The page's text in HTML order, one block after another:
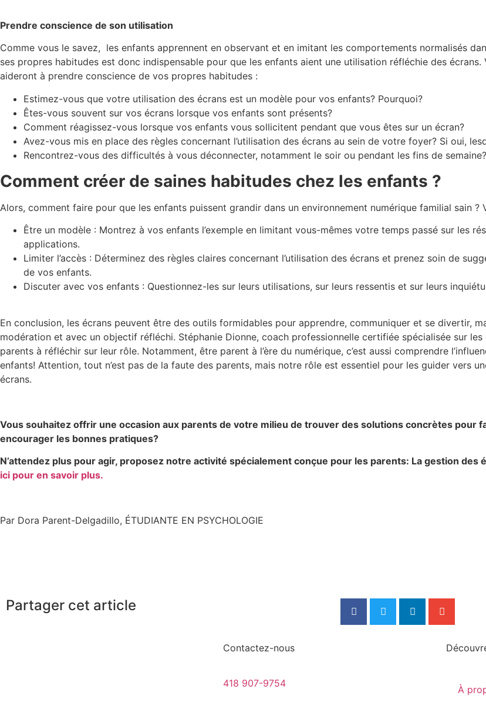
Prendre conscience de son utilisation
Comme vous le savez, les enfants apprennent en observant et en imitant les comportements normalisés
ses propres habitudes est donc indispensable pour que les enfants aient une utilisation réfléchie des
aideront à prendre conscience de vos propres habitudes :
Estimez-vous que votre utilisation des écrans est un modèle pour vos enfants? Pourquoi?
Êtes-vous souvent sur vos écrans lorsque vos enfants sont présents?
Comment réagissez-vous lorsque vos enfants vous sollicitent pendant que vous êtes sur un écran?
Avez-vous mis en place des règles concernant l’utilisation des écrans au sein de votre foyer? Si oui,
Rencontrez-vous des difficultés à vous déconnecter, notamment le soir ou pendant les fins de semaine?
Comment créer de saines habitudes chez les enfants ?
Alors, comment faire pour que les enfants puissent grandir dans un environnement numérique familial sain ?
Être un modèle : Montrez à vos enfants l’exemple en limitant vous-mêmes votre temps passé sur les
applications.
Limiter l’accès : Déterminez des règles claires concernant l’utilisation des écrans et prenez soin de
de vos enfants.
Discuter avec vos enfants : Questionnez-les sur leurs utilisations, sur leurs ressentis et sur leurs
En conclusion, les écrans peuvent être des outils formidables pour apprendre, communiquer et se divertir,
modération et avec un objectif réfléchi. Stéphanie Dionne, coach professionnelle certifiée spécialisée sur les
parents à réfléchir sur leur rôle. Notamment, être parent à l’ère du numérique, c’est aussi comprendre
enfants! Attention, tout n’est pas de la faute des parents, mais notre rôle est essentiel pour les guider vers
écrans.
Vous souhaitez offrir une occasion aux parents de votre milieu de trouver des solutions concrètes pour
encourager les bonnes pratiques?
N’attendez plus pour agir, proposez notre activité spécialement conçue pour les parents: La gestion des
ici pour en savoir plus.
Par Dora Parent-Delgadillo, ÉTUDIANTE EN PSYCHOLOGIE
Partager cet article
Contactez-nous
418 907-9754
À